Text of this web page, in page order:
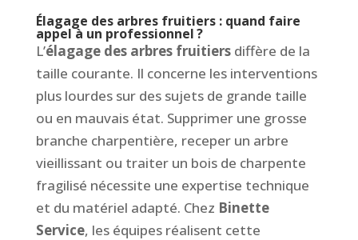
Élagage des arbres fruitiers : quand faire
appel à un professionnel ?
L’élagage des arbres fruitiers diffère de la
taille courante. Il concerne les interventions
plus lourdes sur des sujets de grande taille
ou en mauvais état. Supprimer une grosse
branche charpentière, receper un arbre
vieillissant ou traiter un bois de charpente
fragilisé nécessite une expertise technique
et du matériel adapté. Chez Binette
Service, les équipes réalisent cette